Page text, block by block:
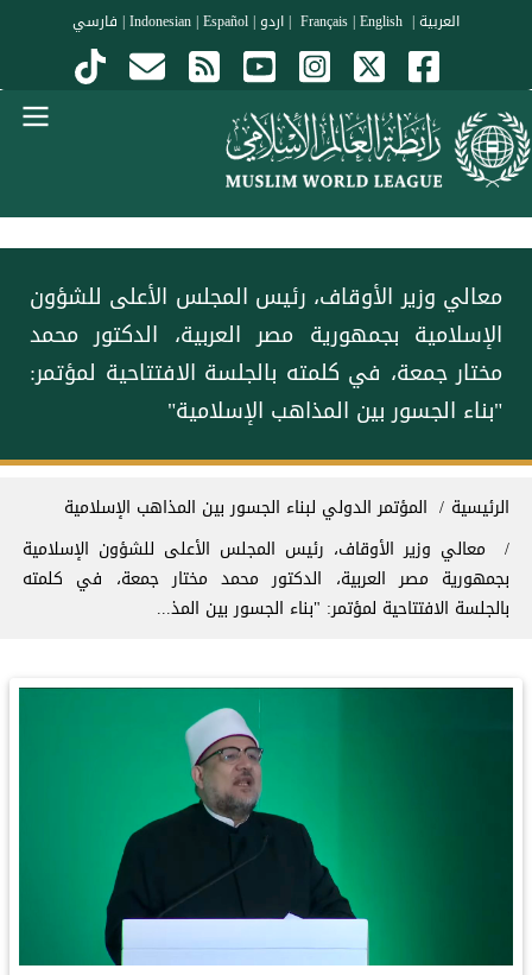
تجاوز إلى المحتوى الرئيسي
العربية|
|English
| اردو|
Indonesian |Español
| فارسي
معالي وزير الأوقاف، رئيس المجلس الأعلى للشؤون
الإسلامية بجمهورية مصر العربية، الدكتور محمد
مختار جمعة، في كلمته بالجلسة الافتتاحية لمؤتمر:
"بناء الجسور بين المذاهب الإسلامية"
مسار التنقل
الرئيسية
المؤتمر الدولي لبناء الجسور بين المذاهب الإسلامية
معالي وزير الأوقاف، رئيس المجلس الأعلى للشؤون الإسلامية
بجمهورية مصر العربية، الدكتور محمد مختار جمعة، في كلمته
بالجلسة الافتتاحية لمؤتمر: "بناء الجسور بين المذ...